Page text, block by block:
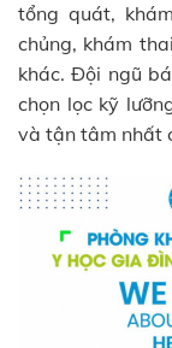
tổng quát,
chủng, khám
khác. Đội ngũ
chọn lọc kỹ
và tận tâm nhất